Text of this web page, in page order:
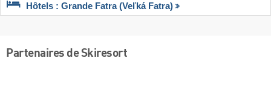
Hôtels : Grande Fatra (Veľká Fatra)
Partenaires de Skiresort